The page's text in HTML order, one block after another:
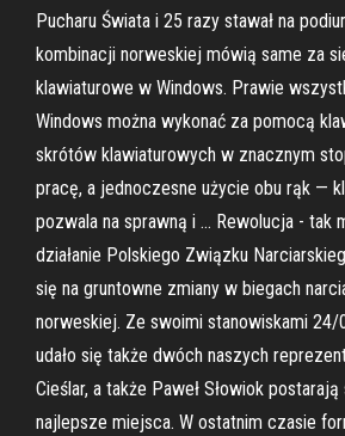
Pucharu Świata i 25 razy stawał na
kombinacji norweskiej mówią same za
klawiaturowe w Windows. Prawie
Windows można wykonać za pomocą
skrótów klawiaturowych w znacznym
pracę, a jednoczesne użycie obu rąk —
pozwala na sprawną i … Rewolucja - tak
działanie Polskiego Związku
się na gruntowne zmiany w biegach
norweskiej. Ze swoimi stanowiskami 24/
udało się także dwóch naszych
Cieślar, a także Paweł Słowiok
najlepsze miejsca. W ostatnim czasie